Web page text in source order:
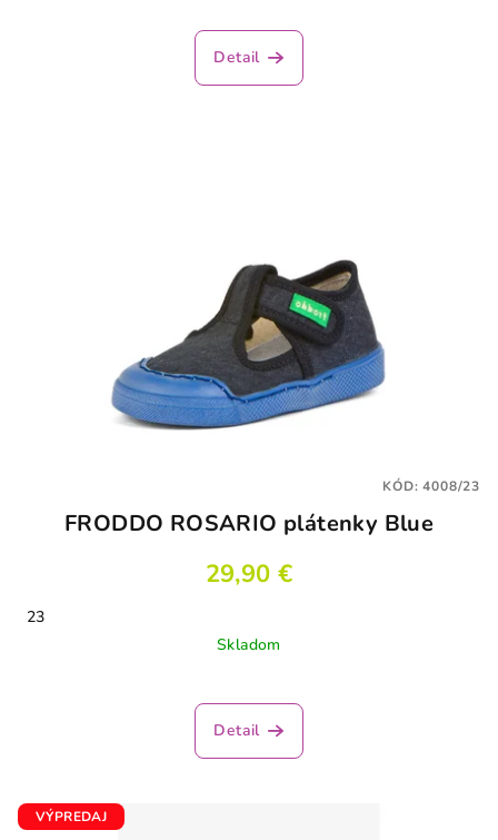
Detail
FRODDO ROSARIO plátenky Blue
29,90 €
23
Skladom
Detail
KÓD:4008/23
VÝPREDAJ